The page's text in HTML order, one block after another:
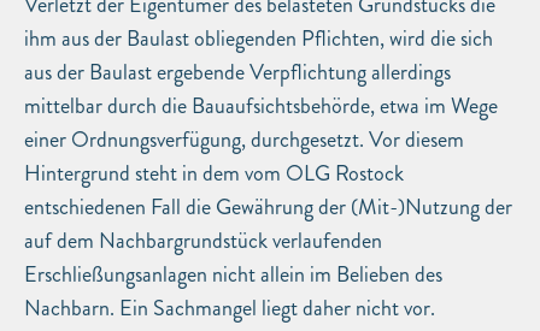
ihm aus der Baulast obliegenden Pflichten, wird die sich
aus der Baulast ergebende Verpflichtung allerdings
mittelbar durch die Bauaufsichtsbehörde, etwa im Wege
einer Ordnungsverfügung, durchgesetzt. Vor diesem
Hintergrund steht in dem vom OLG Rostock
entschiedenen Fall die Gewährung der (Mit-)Nutzung der
auf dem Nachbargrundstück verlaufenden
Erschließungsanlagen nicht allein im Belieben des
Nachbarn. Ein Sachmangel liegt daher nicht vor.